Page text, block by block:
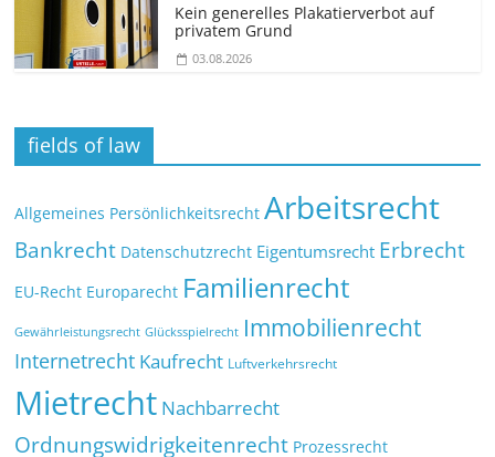
Kein generelles Plakatierverbot auf
privatem Grund
03.08.2026
fields of law
Allgemeines Persönlichkeitsrecht Arbeitsrecht
Bankrecht Datenschutzrecht Eigentumsrecht Erbrecht
EU-Recht Europarecht Familienrecht
Gewährleistungsrecht Glücksspielrecht Immobilienrecht
Internetrecht Kaufrecht Luftverkehrsrecht
Mietrecht Nachbarrecht
Ordnungswidrigkeitenrecht Prozessrecht